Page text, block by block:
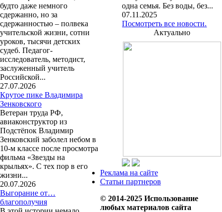
будто даже немного
сдержанно, но за
сдержанностью – полвека
учительской жизни, сотни
уроков, тысячи детских
судеб. Педагог-
исследователь, методист,
заслуженный учитель
Российской...
27.07.2026
Крутое пике Владимира
Зенковского
Ветеран труда РФ,
авиаконструктор из
Подстёпок Владимир
Зенковский заболел небом в
10-м классе после просмотра
фильма «Звезды на
крыльях». С тех пор в его
жизни...
20.07.2026
Выгорание от…
благополучия
одна семья. Без воды, без...
07.11.2025
Посмотреть все новости.
Актуально
Реклама на сайте
Статьи партнеров
© 2014-2025 Использование
любых материалов сайта